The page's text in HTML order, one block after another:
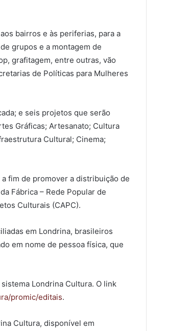
bairros e às periferias, para a
grupos e a montagem de
grafitagem, entre outras, vão
de Políticas para Mulheres
e seis projetos que serão
Gráficas; Artesanato; Cultura
Cultural; Cinema;
fim de promover a distribuição de
Fábrica – Rede Popular de
Culturais (CAPC).
em Londrina, brasileiros
em nome de pessoa física, que
Londrina Cultura. O link
promic/editais.
Cultura, disponível em